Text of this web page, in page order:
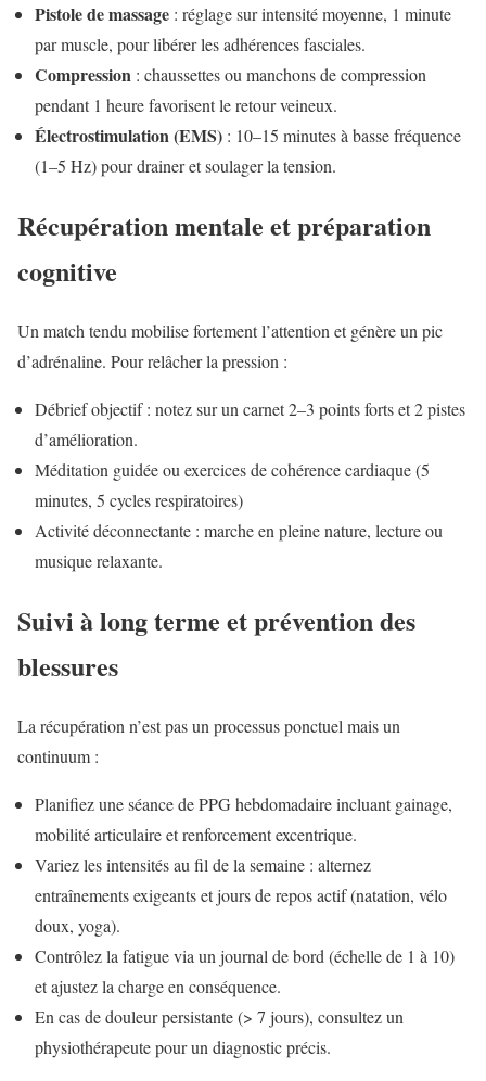
Pistole de massage : réglage sur intensité moyenne, 1 minute
par muscle, pour libérer les adhérences fasciales.
Compression : chaussettes ou manchons de compression
pendant 1 heure favorisent le retour veineux.
Électrostimulation (EMS) : 10–15 minutes à basse fréquence
(1–5 Hz) pour drainer et soulager la tension.
Récupération mentale et préparation
cognitive
Un match tendu mobilise fortement l’attention et génère un pic
d’adrénaline. Pour relâcher la pression :
Débrief objectif : notez sur un carnet 2–3 points forts et 2 pistes
d’amélioration.
Méditation guidée ou exercices de cohérence cardiaque (5
minutes, 5 cycles respiratoires)
Activité déconnectante : marche en pleine nature, lecture ou
musique relaxante.
Suivi à long terme et prévention des
blessures
La récupération n’est pas un processus ponctuel mais un
continuum :
Planifiez une séance de PPG hebdomadaire incluant gainage,
mobilité articulaire et renforcement excentrique.
Variez les intensités au fil de la semaine : alternez
entraînements exigeants et jours de repos actif (natation, vélo
doux, yoga).
Contrôlez la fatigue via un journal de bord (échelle de 1 à 10)
et ajustez la charge en conséquence.
En cas de douleur persistante (> 7 jours), consultez un
physiothérapeute pour un diagnostic précis.